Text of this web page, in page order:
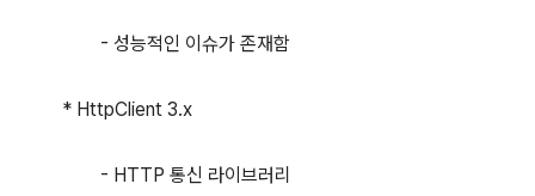
- 성능적인 이슈가 존재함
* HttpClient 3.x
- HTTP 통신 라이브러리